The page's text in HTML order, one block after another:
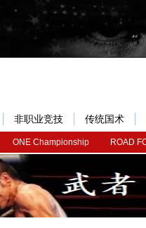
ONE Championship ROAD
非职业竞技 传统国术